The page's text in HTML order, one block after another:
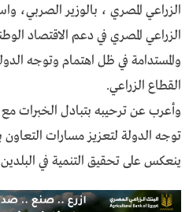
الزراعي المصري ، بالوزير الصربي،
الزراعي المصري في دعم الاقتصاد
والمستدامة في ظل اهتمام وتوجه
القطاع الزراعي.
وأعرب عن ترحيبه بتبادل الخبرات
توجه الدولة لتعزيز مسارات
ينعكس على تحقيق التنمية في